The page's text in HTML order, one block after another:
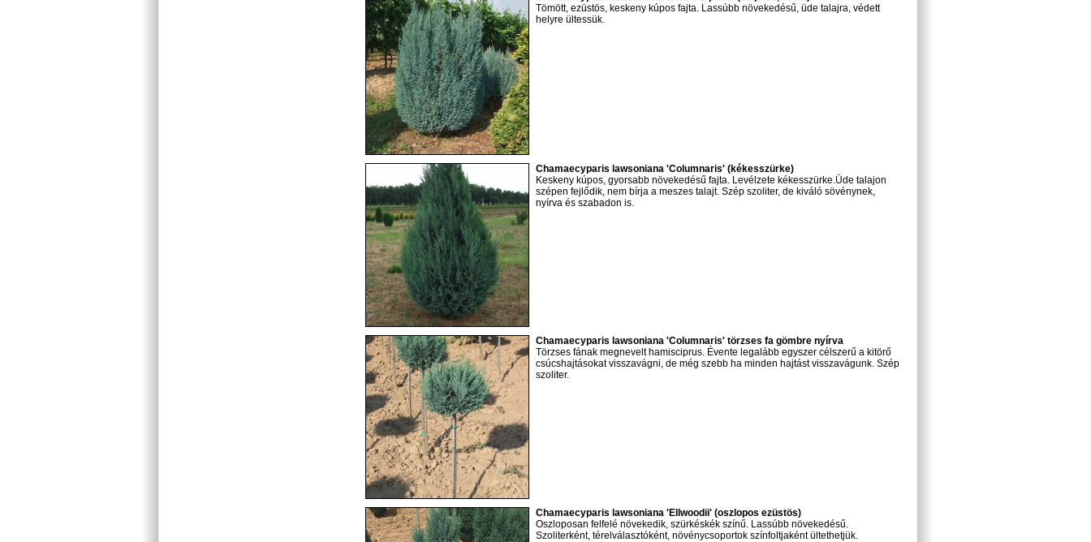
Tömött, ezüstös, keskeny kúpos fajta. Lassúbb növekedésű, üde talajra, védett
helyre ültessük.
Chamaecyparis lawsoniana 'Columnaris' (kékesszürke)
Keskeny kúpos, gyorsabb növekedésű fajta. Levélzete kékesszürke.Üde talajon
szépen fejlődik, nem bírja a meszes talajt. Szép szoliter, de kiváló sövénynek,
nyírva és szabadon is.
Chamaecyparis lawsoniana 'Columnaris' törzses fa gömbre nyírva
Törzses fának megnevelt hamisciprus. Évente legalább egyszer célszerű a kitörő
csúcshajtásokat visszavágni, de még szebb ha minden hajtást visszavágunk. Szép
szoliter.
Chamaecyparis lawsoniana 'Ellwoodii' (oszlopos ezüstös)
Oszloposan felfelé növekedik, szürkéskék színű. Lassúbb növekedésű.
Szoliterként, térelválasztóként, növénycsoportok színfoltjaként ültethetjük.